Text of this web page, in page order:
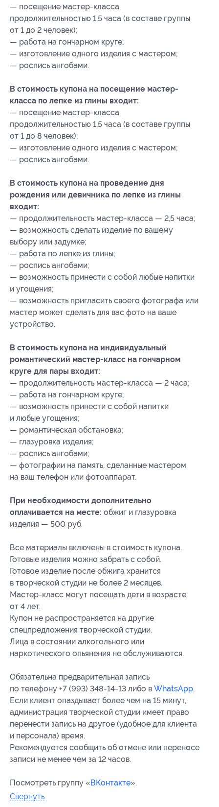
— посещение мастер-класса
продолжительностью 1,5 часа (в составе группы
от 1 до 2 человек);
— работа на гончарном круге;
— изготовление одного изделия с мастером;
— роспись ангобами.
В стоимость купона на посещение мастер-
класса по лепке из глины входит:
— посещение мастер-класса
продолжительностью 1,5 часа (в составе группы
от 1 до 8 человек);
— изготовление одного изделия с мастером;
— роспись ангобами.
В стоимость купона на проведение дня
рождения или девичника по лепке из глины
входит:
— продолжительность мастер-класса — 2,5 часа;
— возможность сделать изделие по вашему
выбору или задумке;
— работа по лепке из глины;
— роспись ангобами;
— возможность принести с собой любые напитки
и угощения;
— возможность пригласить своего фотографа или
мастер может сделать для вас фото на ваше
устройство.
В стоимость купона на индивидуальный
романтический мастер-класс на гончарном
круге для пары входит:
— продолжительность мастер-класса — 2 часа;
— работа на гончарном круге;
— возможность принести с собой напитки
и любые угощения;
— романтическая обстановка;
— глазуровка изделия;
— роспись ангобами;
— фотографии на память, сделанные мастером
на ваш телефон или фотоаппарат.
При необходимости дополнительно
оплачивается на месте: обжиг и глазуровка
изделия — 500 руб.
Все материалы включены в стоимость купона.
Готовые изделия можно забрать с собой.
Готовое изделие после обжига хранится
в творческой студии не более 2 месяцев.
Мастер-класс могут посещать дети в возрасте
от 4 лет.
Купон не распространяется на другие
спецпредложения творческой студии.
Лица в состоянии алкогольного или
наркотического опьянения не обслуживаются.
Обязательна предварительная запись
по телефону +7 (993) 348-14-13 либо в WhatsApp.
Если клиент опаздывает более чем на 15 минут,
администрация творческой студии имеет право
перенести запись на другое (удобное для клиента
и персонала) время.
Рекомендуется сообщить об отмене или переносе
записи не менее чем за 12 часов.
Посмотреть группу «ВКонтакте».
Свернуть